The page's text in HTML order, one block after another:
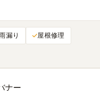
漏り 屋根修理